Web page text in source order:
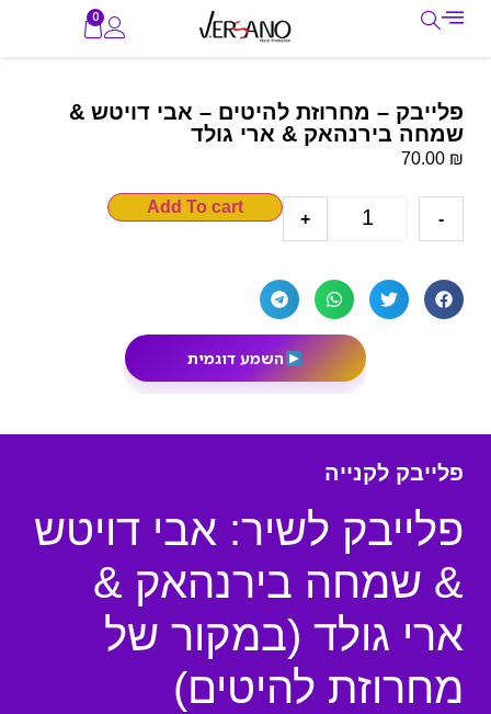
0
פלייבק – מחרוזת להיטים – אבי דויטש &
שמחה בירנהאק & ארי גולד
70.00 ₪
-
+
Add To cart
השמע דוגמית
פלייבק לקנייה
פלייבק לשיר: אבי דויטש
& שמחה בירנהאק &
ארי גולד (במקור של
מחרוזת להיטים)